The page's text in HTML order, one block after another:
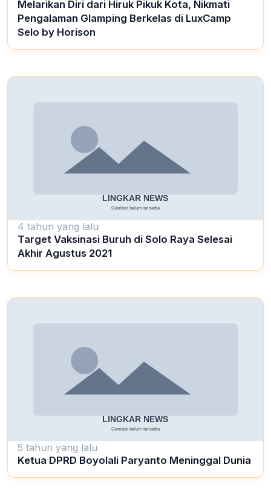
Melarikan Diri dari Hiruk Pikuk Kota, Nikmati
Pengalaman Glamping Berkelas di LuxCamp
Selo by Horison
4 tahun yang lalu
Target Vaksinasi Buruh di Solo Raya Selesai
Akhir Agustus 2021
5 tahun yang lalu
Ketua DPRD Boyolali Paryanto Meninggal Dunia